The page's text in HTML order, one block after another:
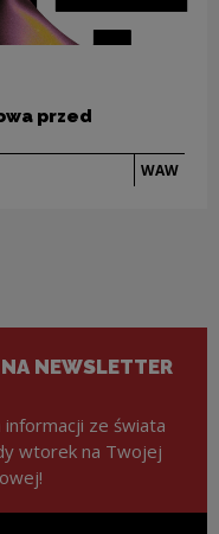
przed
WAW
NEWSLETTER
informacji ze świata
wtorek na Twojej